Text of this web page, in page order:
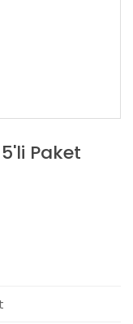
Paket